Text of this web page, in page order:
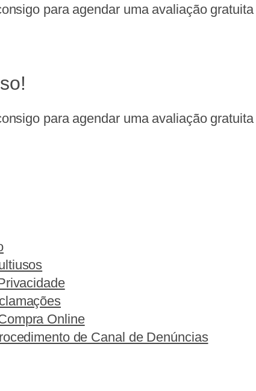
para agendar uma avaliação
para agendar uma avaliação
Online
de Canal de Denúncias